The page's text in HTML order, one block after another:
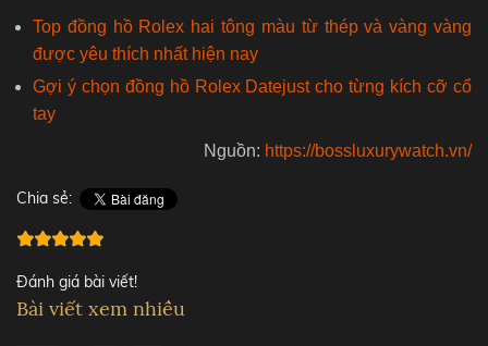
Top đồng hồ Rolex hai tông màu từ thép và vàng vàng
được yêu thích nhất hiện nay
Gợi ý chọn đồng hồ Rolex Datejust cho từng kích cỡ cổ
tay
Nguồn: https://bossluxurywatch.vn/
Chia sẻ:
Đánh giá bài viết!
Bài viết xem nhiều